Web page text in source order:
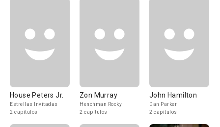
House Peters Jr.
Estrellas Invitadas
2 capítulos
Zon Murray
Henchman Rocky
2 capítulos
John Hamilton
Dan Parker
2 capítulos